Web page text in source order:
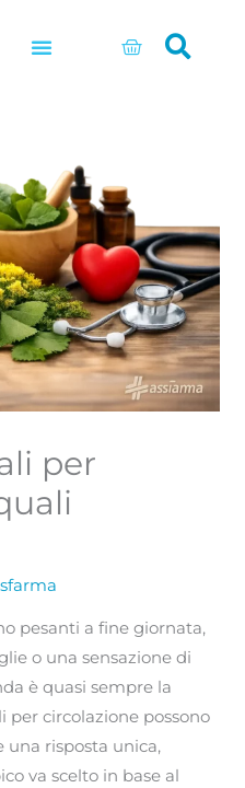
Carrello
per
pesanti a fine giornata,
o una sensazione di
è quasi sempre la
per circolazione possono
una risposta unica,
va scelto in base al